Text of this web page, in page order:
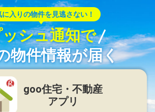
に入りの物件を見逃さない！
シュ通知で
物件情報が届く
goo住宅・不動産
アプリ